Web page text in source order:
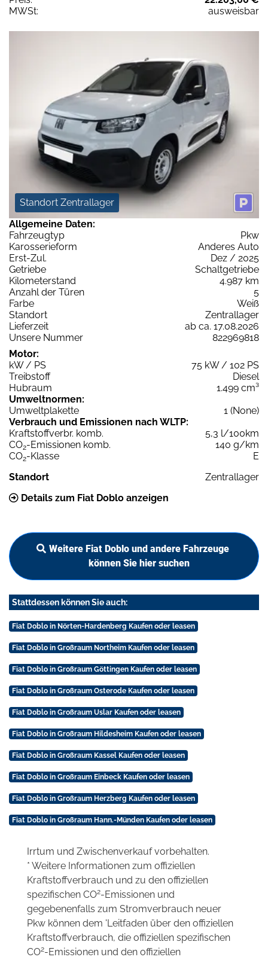
MWSt:
ausweisbar
Standort Zentrallager
Allgemeine Daten:
Fahrzeugtyp
Pkw
Karosserieform
Anderes Auto
Erst-Zul.
Dez / 2025
Getriebe
Schaltgetriebe
Kilometerstand
4.987 km
Anzahl der Türen
5
Farbe
Weiß
Standort
Zentrallager
Lieferzeit
ab ca. 17.08.2026
Unsere Nummer
822969818
Motor:
kW / PS
75 kW / 102 PS
Treibstoff
Diesel
Hubraum
1.499 cm³
Umweltnormen:
Umweltplakette
1 (None)
Verbrauch und Emissionen nach WLTP:
Kraftstoffverbr. komb.
5,3 l/100km
CO2-Emissionen komb.
140 g/km
CO2-Klasse
E
Standort
Zentrallager
Details zum Fiat Doblo anzeigen
Weitere Fiat Doblo und andere Fahrzeuge
können Sie hier suchen
Stattdessen können Sie auch:
Fiat Doblo in Nörten-Hardenberg Kaufen oder leasen
Fiat Doblo in Großraum Northeim Kaufen oder leasen
Fiat Doblo in Großraum Göttingen Kaufen oder leasen
Fiat Doblo in Großraum Osterode Kaufen oder leasen
Fiat Doblo in Großraum Uslar Kaufen oder leasen
Fiat Doblo in Großraum Hildesheim Kaufen oder leasen
Fiat Doblo in Großraum Kassel Kaufen oder leasen
Fiat Doblo in Großraum Einbeck Kaufen oder leasen
Fiat Doblo in Großraum Herzberg Kaufen oder leasen
Fiat Doblo in Großraum Hann.-Münden Kaufen oder leasen
Irrtum und Zwischenverkauf vorbehalten.
* Weitere Informationen zum offiziellen
Kraftstoffverbrauch und zu den offiziellen
spezifischen CO2-Emissionen und
gegebenenfalls zum Stromverbrauch neuer
Pkw können dem 'Leitfaden über den offiziellen
Kraftstoffverbrauch, die offiziellen spezifischen
CO2-Emissionen und den offiziellen